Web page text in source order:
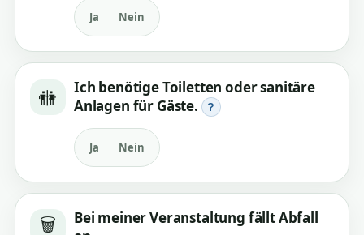
Ja Nein
🚻
Ich benötige Toiletten oder sanitäre
Anlagen für Gäste.
?
Ja Nein
🗑️
Bei meiner Veranstaltung fällt Abfall